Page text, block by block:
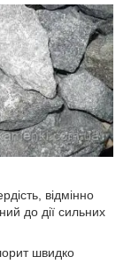
відмінно
до дії сильних
швидко